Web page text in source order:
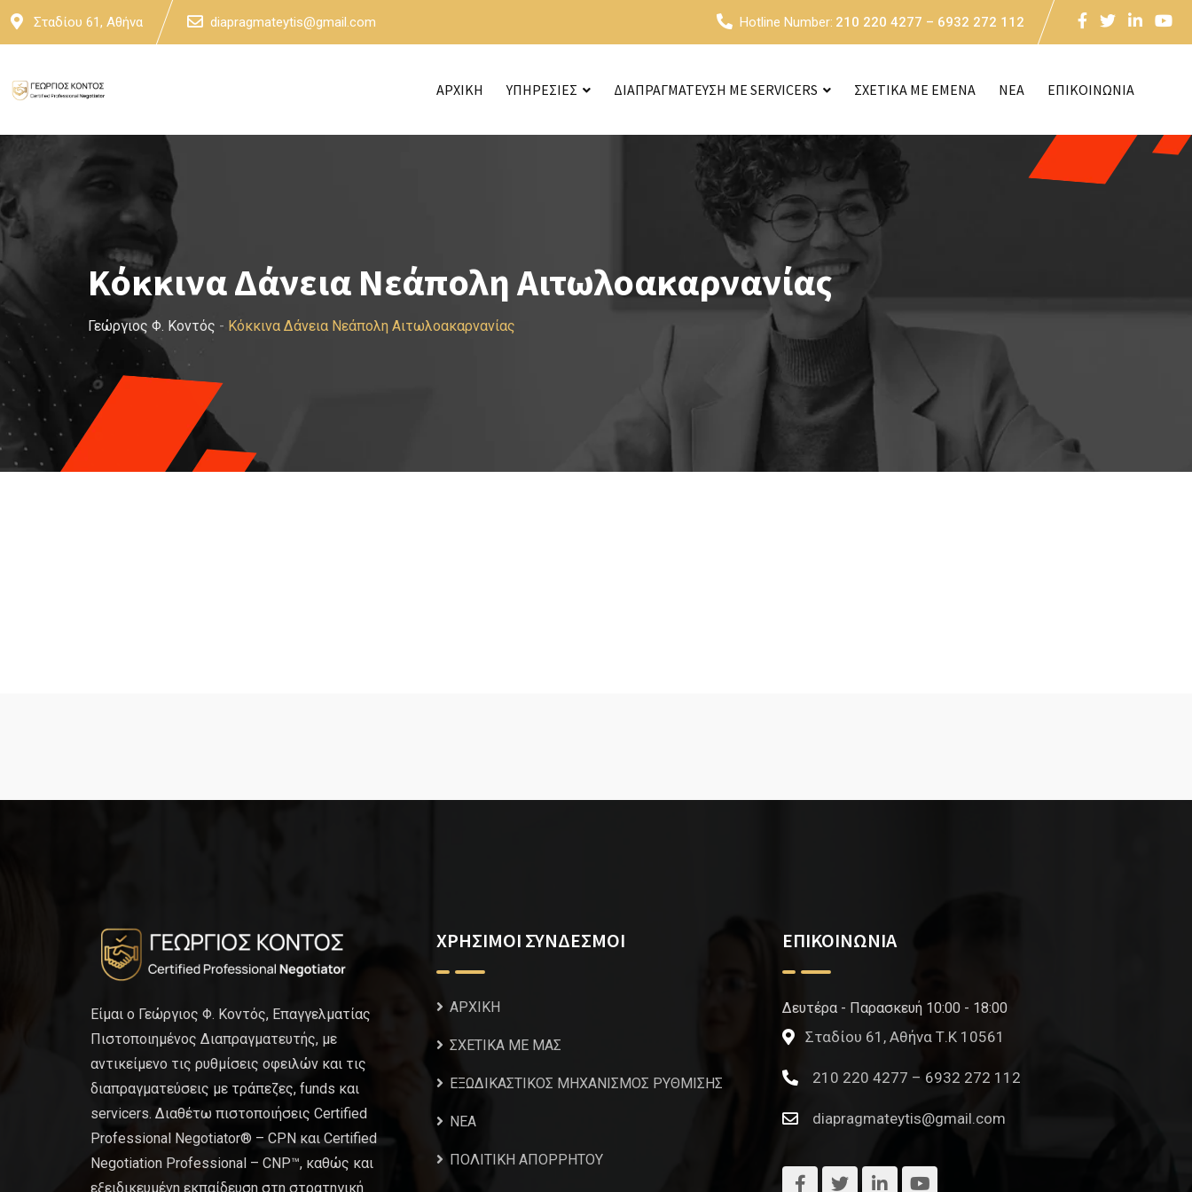
Skip
Σταδίου 61, Αθήνα diapragmateytis@gmail.com Hotline Number: 210 220 4277 – 6932 272 112
ΑΡΧΙΚΗ ΥΠΗΡΕΣΙΕΣ ΔΙΑΠΡΑΓΜΑΤΕΥΣΗ ΜΕ SERVICERS ΣΧΕΤΙΚΑ ΜΕ ΕΜΕΝΑ NEA ΕΠΙΚΟΙΝΩΝΙΑ
Κόκκινα Δάνεια Νεάπολη Αιτωλοακαρνανίας
Γεώργιος Φ. Κοντός - Κόκκινα Δάνεια Νεάπολη Αιτωλοακαρνανίας
Είμαι ο Γεώργιος Φ. Κοντός, Επαγγελματίας
Πιστοποιημένος Διαπραγματευτής, με
αντικείμενο τις ρυθμίσεις οφειλών και τις
διαπραγματεύσεις με τράπεζες, funds και
servicers. Διαθέτω πιστοποιήσεις Certified
Professional Negotiator® – CPN και Certified
Negotiation Professional – CNP™, καθώς και
εξειδικευμένη εκπαίδευση στη στρατηγική
ΧΡΗΣΙΜΟΙ ΣΥΝΔΕΣΜΟΙ
ΑΡΧΙΚΗ
ΣΧΕΤΙΚΑ ΜΕ ΜΑΣ
ΕΞΩΔΙΚΑΣΤΙΚΟΣ ΜΗΧΑΝΙΣΜΟΣ ΡΥΘΜΙΣΗΣ
NEA
ΠΟΛΙΤΙΚΗ ΑΠΟΡΡΗΤΟΥ
ΕΠΙΚΟΙΝΩΝΙΑ
Δευτέρα - Παρασκευή 10:00 - 18:00
Σταδίου 61, Αθήνα Τ.Κ 10561
210 220 4277 – 6932 272 112
diapragmateytis@gmail.com